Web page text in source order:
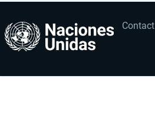
Footer
Contact
User
account
menu